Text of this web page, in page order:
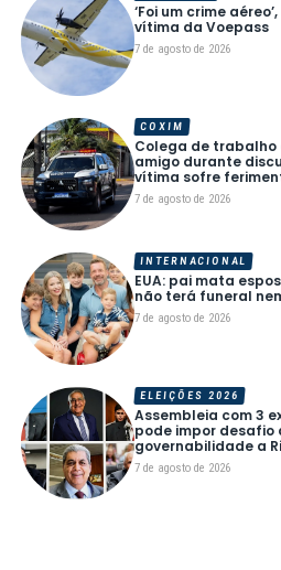
‘Foi um crime
vítima da Voepass
7 de agosto de 2026
Colega de trabalho
amigo durante
vítima sofre
7 de agosto de 2026
COXIM
EUA: pai mata
não terá funeral
7 de agosto de 2026
INTERNACIONAL
Assembleia com 3
pode impor desafio
governabilidade a
7 de agosto de 2026
ELEIÇÕES 2026